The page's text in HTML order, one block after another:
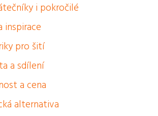
i pokročilé
inspirace
pro šití
a sdílení
a cena
alternativa